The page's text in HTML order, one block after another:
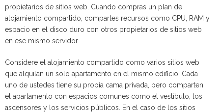
propietarios de sitios web. Cuando compras un plan de
alojamiento compartido, compartes recursos como CPU, RAM y
espacio en el disco duro con otros propietarios de sitios web
en ese mismo servidor.
Considere el alojamiento compartido como varios sitios web
que alquilan un solo apartamento en el mismo edificio. Cada
uno de ustedes tiene su propia cama privada, pero comparten
el apartamento con espacios comunes como el vestíbulo, los
ascensores y los servicios públicos. En el caso de los sitios